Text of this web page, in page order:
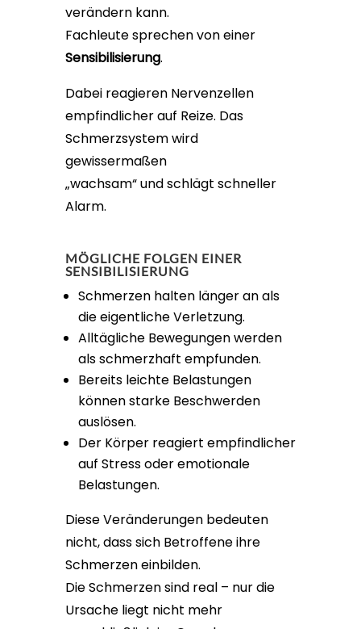
verändern kann.
Fachleute sprechen von einer
Sensibilisierung.
Dabei reagieren Nervenzellen
empfindlicher auf Reize. Das
Schmerzsystem wird
gewissermaßen
„wachsam“ und schlägt schneller
Alarm.
MÖGLICHE FOLGEN EINER
SENSIBILISIERUNG
Schmerzen halten länger an als
die eigentliche Verletzung.
Alltägliche Bewegungen werden
als schmerzhaft empfunden.
Bereits leichte Belastungen
können starke Beschwerden
auslösen.
Der Körper reagiert empfindlicher
auf Stress oder emotionale
Belastungen.
Diese Veränderungen bedeuten
nicht, dass sich Betroffene ihre
Schmerzen einbilden.
Die Schmerzen sind real – nur die
Ursache liegt nicht mehr